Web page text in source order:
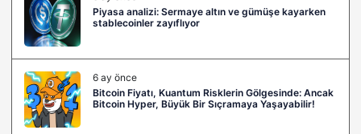
Piyasa analizi: Sermaye altın ve gümüşe kayarken
stablecoinler zayıflıyor
6 ay önce
Bitcoin Fiyatı, Kuantum Risklerin Gölgesinde: Ancak
Bitcoin Hyper, Büyük Bir Sıçramaya Yaşayabilir!